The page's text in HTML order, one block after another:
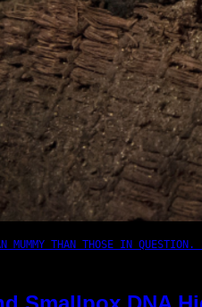
MUMMY THAN THOSE IN